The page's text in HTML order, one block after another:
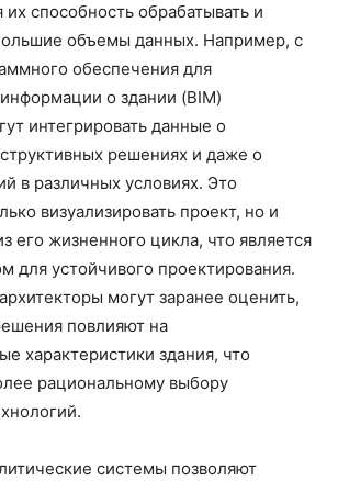
их способность обрабатывать и
объемы данных. Например, с
обеспечения для
о здании (BIM)
интегрировать данные о
решениях и даже о
в различных условиях. Это
визуализировать проект, но и
его жизненного цикла, что является
для устойчивого проектирования.
могут заранее оценить,
повлияют на
характеристики здания, что
рациональному выбору
системы позволяют